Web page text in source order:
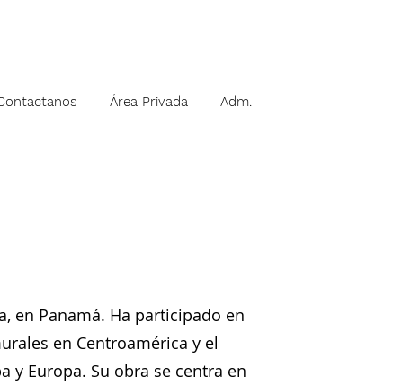
Área Privada Adm.
en Panamá. Ha participado en
en Centroamérica y el
y Europa. Su obra se centra en